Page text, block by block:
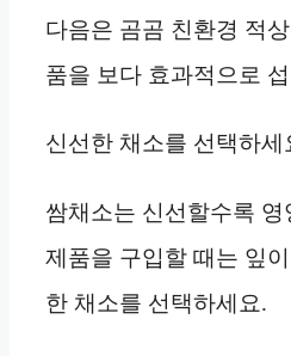
다음은 곰곰 친환경 적
품을 보다 효과적으로
신선한 채소를 선택하세
쌈채소는 신선할수록
제품을 구입할 때는 잎
한 채소를 선택하세요.